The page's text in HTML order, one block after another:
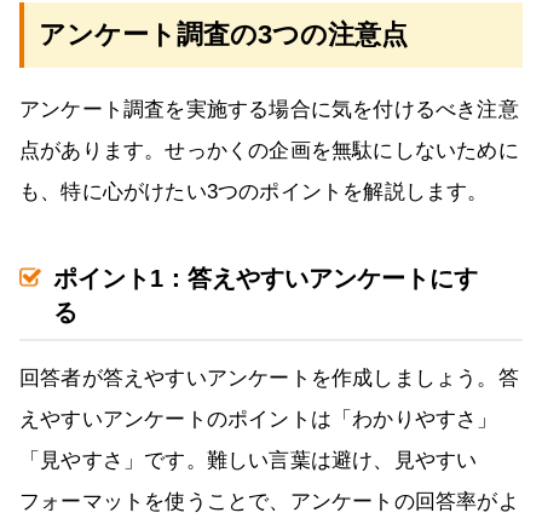
アンケート調査の3つの注意点
アンケート調査を実施する場合に気を付けるべき注意
点があります。せっかくの企画を無駄にしないために
も、特に心がけたい3つのポイントを解説します。
ポイント1：答えやすいアンケートにす
る
回答者が答えやすいアンケートを作成しましょう。答
えやすいアンケートのポイントは「わかりやすさ」
「見やすさ」です。難しい言葉は避け、見やすい
フォーマットを使うことで、アンケートの回答率がよ